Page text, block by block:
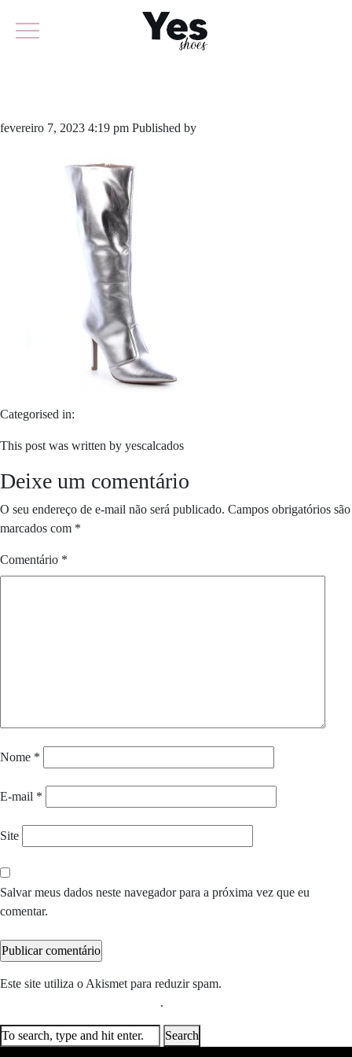
fevereiro 7, 2023 4:19 pm Published by
Categorised in:
This post was written by yescalcados
Deixe um comentário
O seu endereço de e-mail não será publicado. Campos obrigatórios são
marcados com *
Comentário *
Nome *
E-mail *
Site
Salvar meus dados neste navegador para a próxima vez que eu
comentar.
Este site utiliza o Akismet para reduzir spam.
.
Search